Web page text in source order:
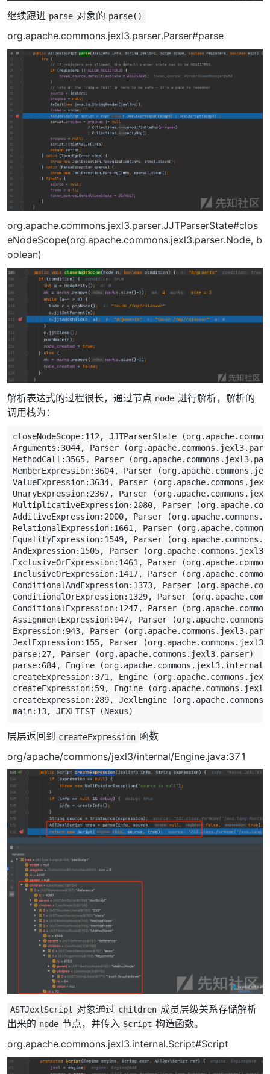
继续跟进 parse 对象的 parse()
org.apache.commons.jexl3.parser.Parser#parse
org.apache.commons.jexl3.parser.JJTParserState#clos
eNodeScope(org.apache.commons.jexl3.parser.Node, b
oolean)
解析表达式的过程很长，通过节点 node 进行解析，解析的
调用栈为：
closeNodeScope: 112, JJTParserState (org. apache.
Arguments: 3044, Parser (org. apache. commons . jexl3.
MethodCall: 3565, Parser (org. apache. commons . jexl3.
MemberExpression: 3604, Parser (org. apache. commons .
ValueExpression: 3634, Parser (org. apache. commons .
UnaryExpression: 2367, Parser (org. apache. commons .
MultiplicativeExpression: 2080, Parser (org. apache.
AdditiveExpression: 2000, Parser (org. apache. commons .
RelationalExpression: 1661, Parser (org. apache. commons
EqualityExpression: 1549, Parser (org. apache. commons .
AndExpression: 1505, Parser (org. apache. commons . jexl3
ExclusiveOrExpression: 1461, Parser (org. apache.
InclusiveOrExpression: 1417, Parser (org. apache.
ConditionalAndExpression: 1373, Parser (org. apache.
ConditionalOrExpression: 1329, Parser (org. apache.
ConditionalExpression: 1247, Parser (org. apache.
AssignmentExpression: 947, Parser (org. apache. commons
Expression: 943, Parser (org. apache. commons . jexl3.
JexlExpression: 155, Parser (org. apache. commons . jexl3
parse: 27, Parser (org. apache. commons . jexl3. parser)
parse: 684, Engine (org. apache. commons . jexl3. internal
createExpression: 371, Engine (org. apache. commons .
createExpression: 59, Engine (org. apache. commons . jexl3
createExpression: 289, JexlEngine (org. apache. commons
main: 13, JEXLTEST (Nexus)
层层返回到 createExpression 函数
org/apache/commons/jexl3/internal/Engine.java:371
ASTJexlScript 对象通过 children 成员层级关系存储解析
出来的 node 节点，并传入 Script 构造函数。
org.apache.commons.jexl3.internal.Script#Script